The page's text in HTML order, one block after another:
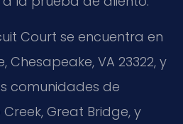
Court se encuentra en
Chesapeake, VA 23322, y
comunidades de
Great Bridge, y